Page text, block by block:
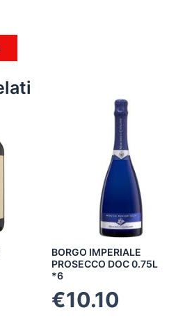
BORGO IMPERIALE
PROSECCO DOC 0.75L
*6
€10.10